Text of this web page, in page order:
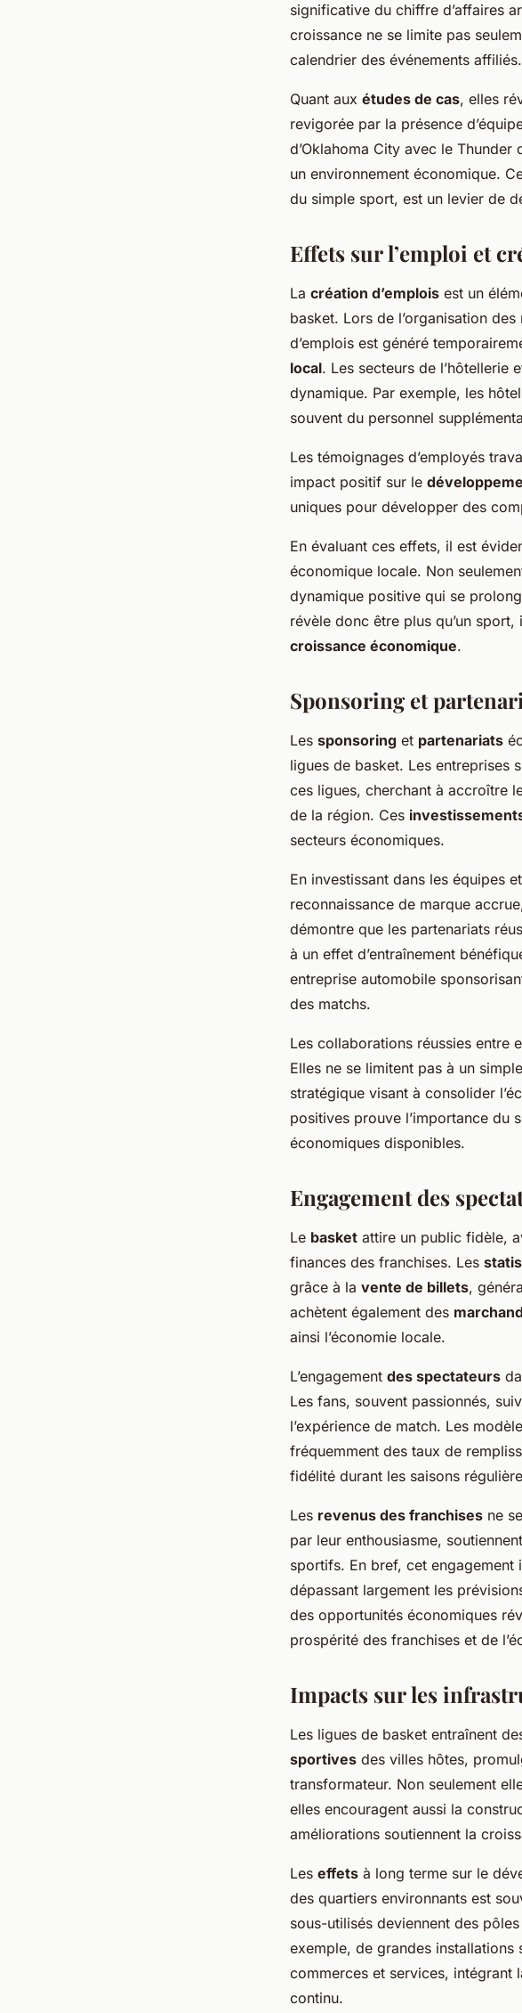
significative du chiffre d’affaires
croissance ne se limite pas
calendrier des événements affiliés.
Quant aux études de cas, elles
revigorée par la présence
d’Oklahoma City avec le
un environnement économique.
du simple sport, est un levier de
Effets sur l’emploi et
La création d’emplois est un
basket. Lors de l’organisation
d’emplois est généré
local. Les secteurs de l’hôtellerie
dynamique. Par exemple, les
souvent du personnel
Les témoignages d’employés
impact positif sur le
uniques pour développer des
En évaluant ces effets, il est
économique locale. Non
dynamique positive qui se
révèle donc être plus qu’un
croissance économique.
Sponsoring et
Les sponsoring et partenariats
ligues de basket. Les entreprises
ces ligues, cherchant à accroître
de la région. Ces
secteurs économiques.
En investissant dans les équipes
reconnaissance de marque
démontre que les partenariats
à un effet d’entraînement
entreprise automobile
des matchs.
Les collaborations réussies entre
Elles ne se limitent pas à un
stratégique visant à consolider
positives prouve l’importance du
économiques disponibles.
Engagement des
Le basket attire un public fidèle,
finances des franchises. Les
grâce à la vente de billets,
achètent également des
ainsi l’économie locale.
L’engagement des spectateurs
Les fans, souvent passionnés,
l’expérience de match. Les
fréquemment des taux de
fidélité durant les saisons
Les revenus des franchises ne
par leur enthousiasme,
sportifs. En bref, cet engagement
dépassant largement les
des opportunités économiques
prospérité des franchises et de
Impacts sur les
Les ligues de basket entraînent
sportives des villes hôtes,
transformateur. Non seulement
elles encouragent aussi la
améliorations soutiennent la
Les effets à long terme sur le
des quartiers environnants est
sous-utilisés deviennent des
exemple, de grandes installations
commerces et services, intégrant
continu.